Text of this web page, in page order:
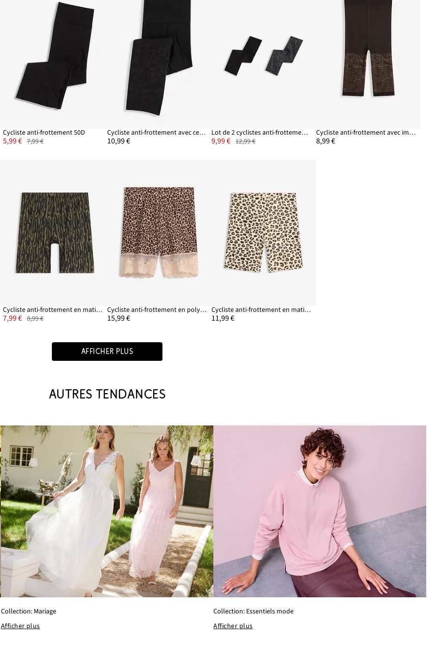
Cycliste anti-frottement 50D
5,99 € 7,99 €
Cycliste anti-frottement avec ceinture confortable 50D
10,99 €
Lot de 2 cyclistes anti-frottement 70 den
9,99 € 12,99 €
Cycliste anti-frottement avec imprimé dentelle 110 den
8,99 €
Cycliste anti-frottement en matière rafraîchissante
7,99 € 8,99 €
Cycliste anti-frottement en polyamide frais avec dentelle
15,99 €
Cycliste anti-frottement en matière rafraîchissante
11,99 €
AFFICHER PLUS
AUTRES TENDANCES
Collection: Mariage
Afficher plus
Collection: Essentiels mode
Afficher plus